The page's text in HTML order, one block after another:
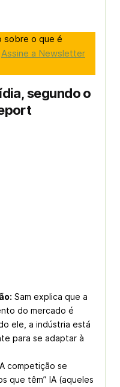
sobre o que é
Assine a Newsletter
segundo o
Sam explica que a
do mercado é
ele, a indústria está
para se adaptar à
A competição se
que têm” IA (aqueles